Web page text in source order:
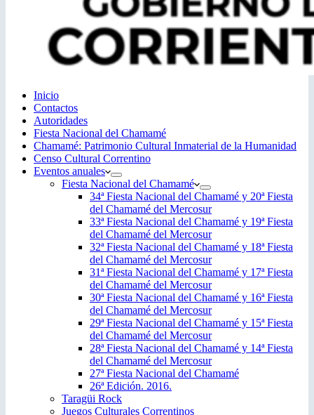
Inicio
Contactos
Autoridades
Fiesta Nacional del Chamamé
Chamamé: Patrimonio Cultural Inmaterial de la Humanidad
Censo Cultural Correntino
Eventos anuales
Fiesta Nacional del Chamamé
34ª Fiesta Nacional del Chamamé y 20ª Fiesta
del Chamamé del Mercosur
33ª Fiesta Nacional del Chamamé y 19ª Fiesta
del Chamamé del Mercosur
32ª Fiesta Nacional del Chamamé y 18ª Fiesta
del Chamamé del Mercosur
31ª Fiesta Nacional del Chamamé y 17ª Fiesta
del Chamamé del Mercosur
30ª Fiesta Nacional del Chamamé y 16ª Fiesta
del Chamamé del Mercosur
29ª Fiesta Nacional del Chamamé y 15ª Fiesta
del Chamamé del Mercosur
28ª Fiesta Nacional del Chamamé y 14ª Fiesta
del Chamamé del Mercosur
27ª Fiesta Nacional del Chamamé
26ª Edición. 2016.
Taragüi Rock
Juegos Culturales Correntinos